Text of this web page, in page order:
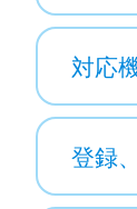
対応
登録